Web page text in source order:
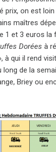
prix, on est
maîtres
1 et 3 euros la
Dorées à
à qui il rend
de la
Briey ou